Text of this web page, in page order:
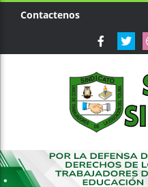
Contactenos